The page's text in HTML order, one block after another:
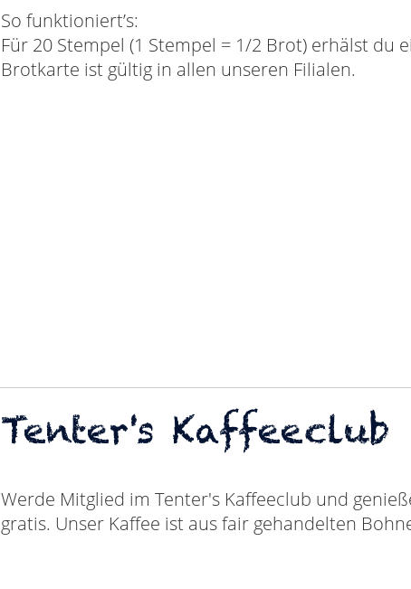
So funktioniert’s:
Für 20 Stempel (1 Stempel = 1/2 Brot) erhälst du
Brotkarte ist gültig in allen unseren Filialen.
Tenter's Kaffeeclub
Werde Mitglied im Tenter's Kaffeeclub und
gratis. Unser Kaffee ist aus fair gehandelten